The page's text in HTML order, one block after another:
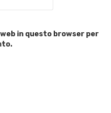
in questo browser per